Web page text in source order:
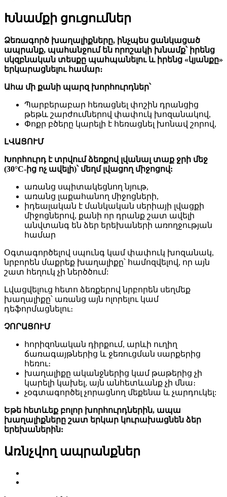
Խնամքի ցուցումներ
Ձեռագործ խաղալիքները, ինչպես ցանկացած
ապրանք, պահանջում են որոշակի խնամք՝ իրենց
սկզբնական տեսքը պահպանելու և իրենց «կյանքը»
երկարացնելու համար։
Ահա մի քանի պարզ խորհուրդներ՝
Պարբերաբար հեռացնել փոշին դրանցից
թեթև շարժումներով փափուկ խոզանակով,
Փոքր բծերը կարելի է հեռացնել խոնավ շորով,
ԼՎԱՑՈՒՄ
Խորհուրդ է տրվում ձեռքով լվանալ տաք ջրի մեջ
(30°C-ից ոչ ավելի)՝ մեղմ լվացող միջոցով:
առանց սպիտակեցնող նյութ,
առանց լաքահանող միջոցների,
իդեալական է մանկական սերիայի լվացքի
միջոցներով, քանի որ դրանք շատ ավելի
անվտանգ են ձեր երեխաների առողջության
համար
Օգտագործելով սպունգ կամ փափուկ խոզանակ,
նրբորեն մաքրեք խաղալիքը՝ համոզվելով, որ այն
շատ հեղուկ չի ներծծում:
Լվացվելուց հետո ձեռքերով նրբորեն սեղմեք
խաղալիքը՝ առանց այն ոլորելու կամ
դեֆորմացնելու։
ՉՈՐԱՑՈՒՄ
հորիզոնական դիրքում, արևի ուղիղ
ճառագայթներից և ջեռուցման սարքերից
հեռու։
խաղալիքը ականջներից կամ թաթերից չի
կարելի կախել, այն անհետևանք չի մնա։
չօգտագործել չորացնող մեքենա և չարդուկել:
Եթե ​​հետևեք բոլոր խորհուրդներին, ապա
խաղալիքները շատ երկար կուրախացնեն ձեր
երեխաներին:
Առնչվող ապրանքներ